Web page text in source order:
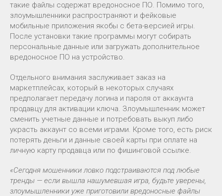
такие файлы содержат вредоносное ПО. Помимо того,
злоумышленники распространяют и фейковые
мобильные приложения якобы с бета-версией игры.
После установки такие программы могут собирать
персональные данные или загружать дополнительное
вредоносное ПО на устройство.
Отдельного внимания заслуживает заказ на
маркетплейсах, который в некоторых случаях
предполагает передачу логина и пароля от аккаунта
продавцу для активации ключа. Злоумышленник может
сменить учетные данные и потребовать выкуп либо
украсть аккаунт со всеми играми. Кроме того, есть риск
потерять деньги и данные своей карты при оплате на
личную карту продавца или по фишинговой ссылке.
«Сегодня мошенники ловко подстраиваются под любые
тренды — если вышла нашумевшая игра, будьте уверены,
злоумышленники уже приготовили вредоносные файлы